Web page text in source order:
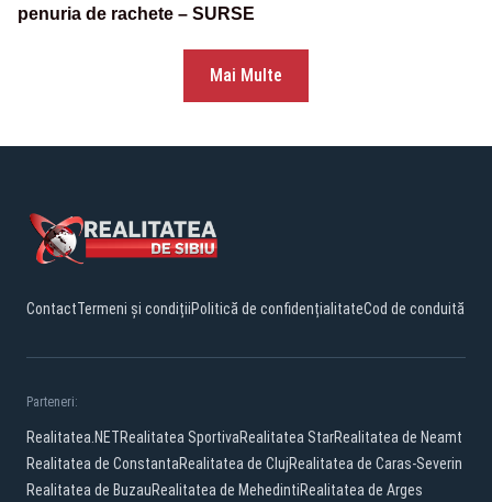
penuria de rachete – SURSE
Mai Multe
ContactTermeni și condițiiPolitică de confidențialitateCod de conduită
Parteneri:
Realitatea.NETRealitatea SportivaRealitatea StarRealitatea de Neamt
Realitatea de ConstantaRealitatea de ClujRealitatea de Caras-Severin
Realitatea de BuzauRealitatea de MehedintiRealitatea de Arges